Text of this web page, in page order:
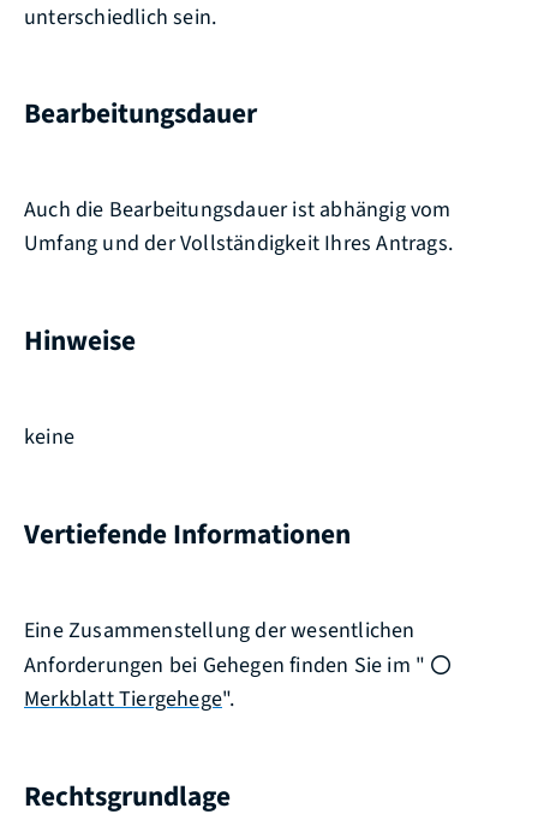
unterschiedlich sein.
Bearbeitungsdauer
Auch die Bearbeitungsdauer ist abhängig vom
Umfang und der Vollständigkeit Ihres Antrags.
Hinweise
keine
Vertiefende Informationen
Eine Zusammenstellung der wesentlichen
Anforderungen bei Gehegen finden Sie im "
Merkblatt Tiergehege".
Rechtsgrundlage